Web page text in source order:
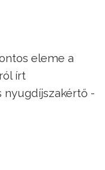
eleme a
írt
nyugdíjszakértő -